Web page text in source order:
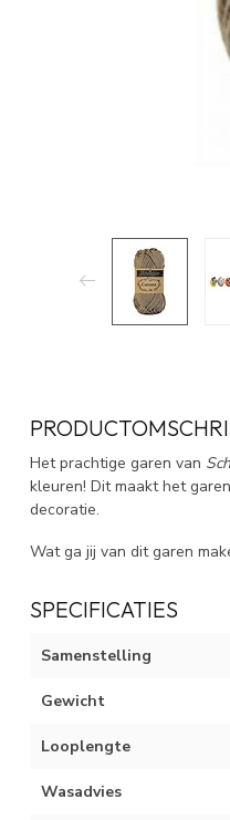
Het prachtige garen van
kleuren! Dit maakt het
decoratie.
Wat ga jij van dit garen
SPECIFICATIES
Samenstelling
Gewicht
Looplengte
Wasadvies